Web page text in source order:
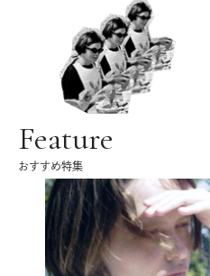
Feature
おすすめ特集